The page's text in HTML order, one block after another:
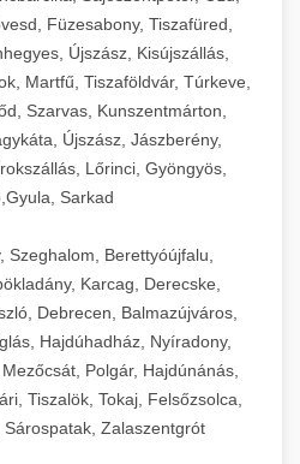
Füzesabony, Tiszafüred,
Újszász, Kisújszállás,
Martfű, Tiszaföldvár, Túrkeve,
Szarvas, Kunszentmárton,
Újszász, Jászberény,
Lőrinci, Gyöngyös,
Sarkad
Szeghalom, Berettyóújfalu,
Karcag, Derecske,
Debrecen, Balmazújváros,
Hajdúhadház, Nyíradony,
Polgár, Hajdúnánás,
Tiszalök, Tokaj, Felsőzsolca,
Sárospatak, Zalaszentgrót